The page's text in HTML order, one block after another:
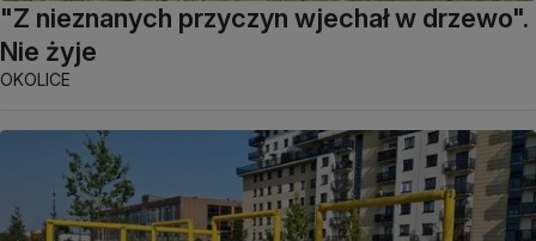
"Z nieznanych przyczyn wjechał w drzewo".
Nie żyje
OKOLICE